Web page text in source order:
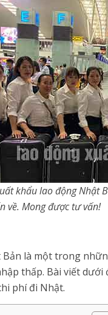
khẩu lao động Nhật
về. Mong được tư vấn!
là một trong
thấp. Bài viết
phí đi Nhật.